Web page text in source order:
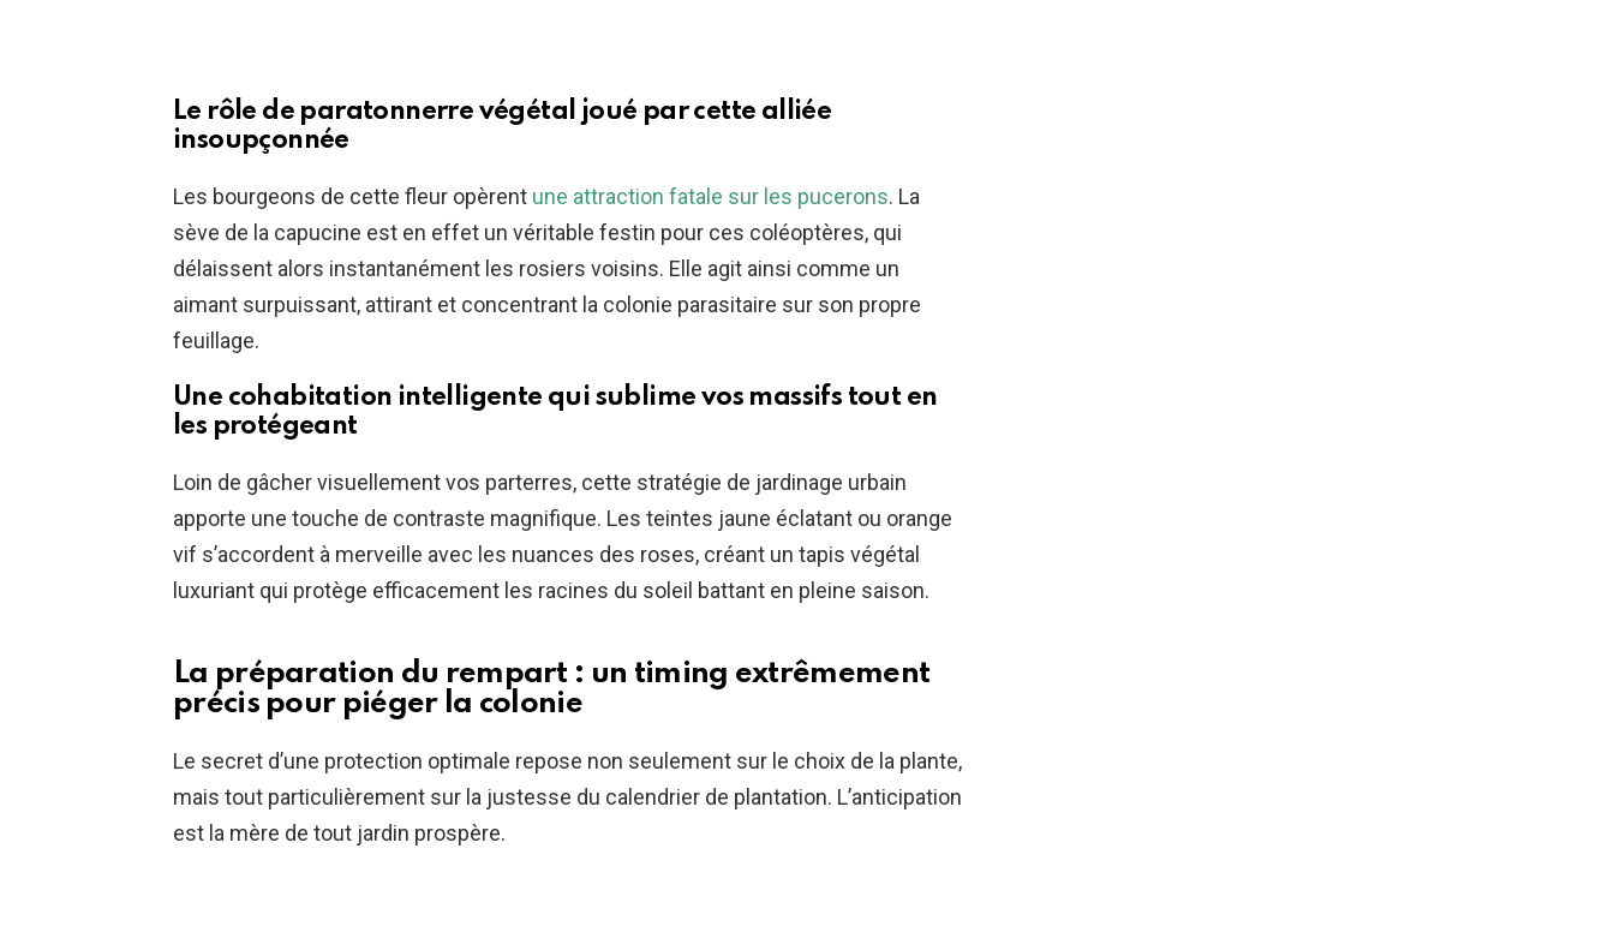
Le rôle de paratonnerre végétal joué par cette alliée
insoupçonnée
Les bourgeons de cette fleur opèrent une attraction fatale sur les pucerons. La
sève de la capucine est en effet un véritable festin pour ces coléoptères, qui
délaissent alors instantanément les rosiers voisins. Elle agit ainsi comme un
aimant surpuissant, attirant et concentrant la colonie parasitaire sur son propre
feuillage.
Une cohabitation intelligente qui sublime vos massifs tout en
les protégeant
Loin de gâcher visuellement vos parterres, cette stratégie de jardinage urbain
apporte une touche de contraste magnifique. Les teintes jaune éclatant ou orange
vif s’accordent à merveille avec les nuances des roses, créant un tapis végétal
luxuriant qui protège efficacement les racines du soleil battant en pleine saison.
La préparation du rempart : un timing extrêmement
précis pour piéger la colonie
Le secret d’une protection optimale repose non seulement sur le choix de la plante,
mais tout particulièrement sur la justesse du calendrier de plantation. L’anticipation
est la mère de tout jardin prospère.